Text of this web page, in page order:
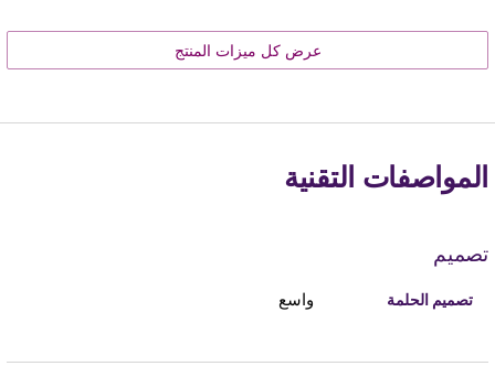
عرض كل ميزات المنتج
المواصفات التقنية
تصميم
تصميم الحلمة واسع